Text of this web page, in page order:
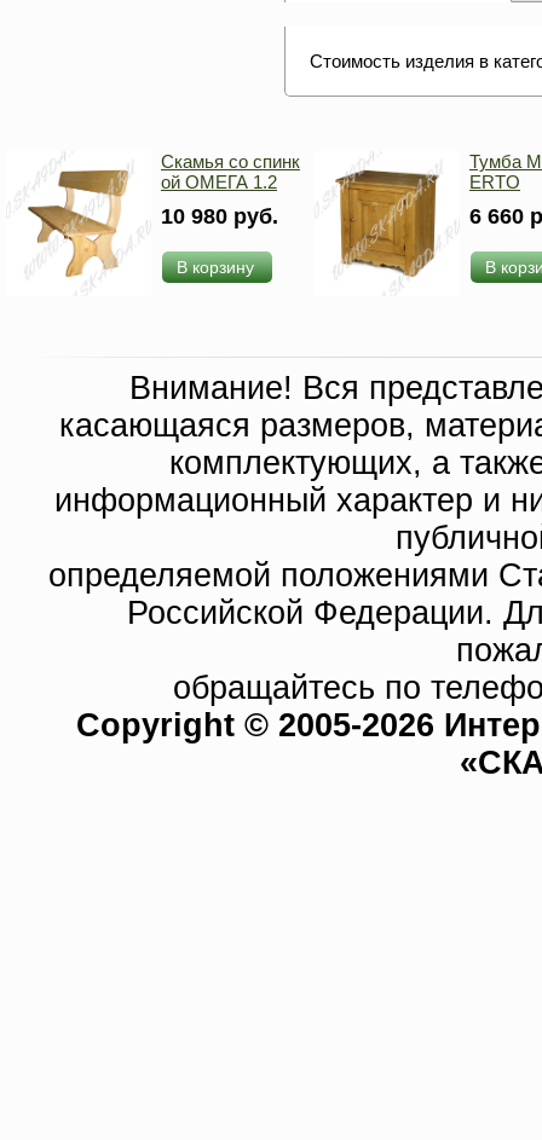
Стоимость изделия в
Скамья со спинк
ой ОМЕГА 1.2
10 980 руб.
В корзину
Тумба
ERTO
6 660
В
Внимание! Вся
касающаяся размеров,
комплектующих, а
информационный характер и
определяемой положениями
Российской Федерации.
обращайтесь по
Copyright © 2005-2026